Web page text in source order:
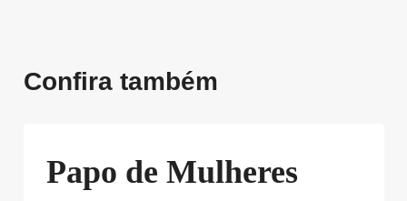
Confira também
Papo de Mulheres